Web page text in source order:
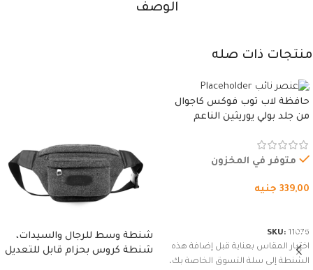
الوصف
منتجات ذات صله
حافظة لاب توب فوكس كاجوال
من جلد بولي يوريثين الناعم
وسوستة.
متوفر في المخزون
339,00 جنيه
SKU: 11076
اختيار المقاس بعناية قبل إضافة هذه
الشنطة إلى سلة التسوق الخاصة بك،
شنطة وسط للرجال والسيدات،
شنطة كروس بحزام قابل للتعديل